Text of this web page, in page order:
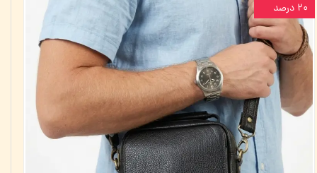
۲۰ درصد